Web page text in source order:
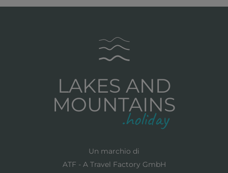
LAKES AND
MOUNTAINS
Un marchio di
ATF - A Travel Factory GmbH